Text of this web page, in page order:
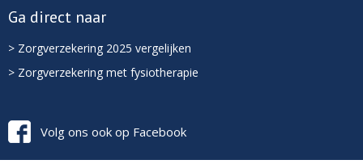
Ga direct naar
> Zorgverzekering 2025 vergelijken
> Zorgverzekering met fysiotherapie
Volg ons ook op Facebook